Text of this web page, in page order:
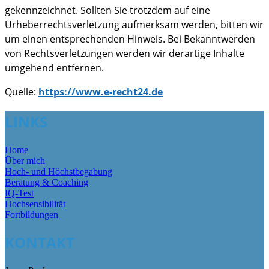
gekennzeichnet. Sollten Sie trotzdem auf eine
Urheberrechtsverletzung aufmerksam werden, bitten wir
um einen entsprechenden Hinweis. Bei Bekanntwerden
von Rechtsverletzungen werden wir derartige Inhalte
umgehend entfernen.
Quelle: https://www.e-recht24.de
LINKS
Home
Über mich
Hoch- und Höchstbegabung
Beratung & Coaching
IQ-Test
Hochsensibilität
Fortbildungen
KONTAKT